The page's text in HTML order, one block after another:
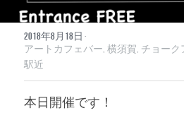
2018年8月18日 ·
アートカフェバー, 横須賀, チョーク
駅近
本日開催です！